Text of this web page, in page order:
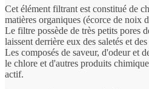
Cet élément filtrant est constitué de
matières organiques (écorce de noix
Le filtre possède de très petits pores
laissent derrière eux des saletés et
Les composés de saveur, d'odeur et
le chlore et d'autres produits
actif.